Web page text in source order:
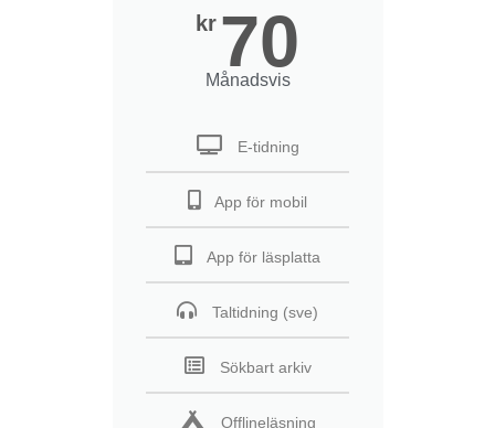
kr 70
Månadsvis
E-tidning
App för mobil
App för läsplatta
Taltidning (sve)
Sökbart arkiv
Offlineläsning